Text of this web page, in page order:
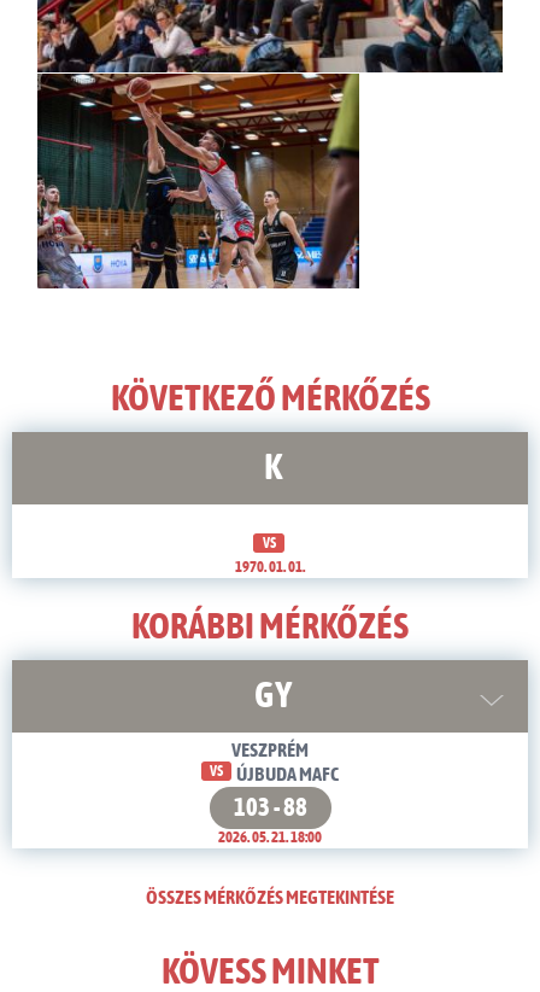
KÖVETKEZŐ MÉRKŐZÉS
K
VS
1970. 01. 01.
KORÁBBI MÉRKŐZÉS
GY
VESZPRÉM
VS ÚJBUDA MAFC
103 - 88
2026. 05. 21. 18:00
ÖSSZES MÉRKŐZÉS MEGTEKINTÉSE
KÖVESS MINKET